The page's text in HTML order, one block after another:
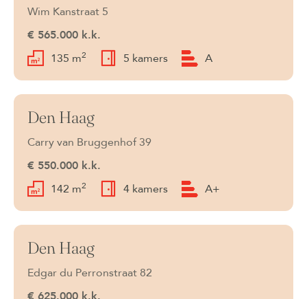
Wim Kanstraat 5
€ 565.000 k.k.
135 m2 5 kamers A
Verkocht
Den Haag
Carry van Bruggenhof 39
€ 550.000 k.k.
142 m2 4 kamers A+
Verkocht
Den Haag
Edgar du Perronstraat 82